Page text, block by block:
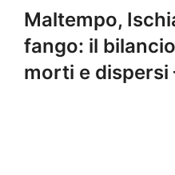
Maltempo,
fango: il
morti e dispersi